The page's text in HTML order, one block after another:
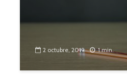
2 octubre, 2019 1 min.